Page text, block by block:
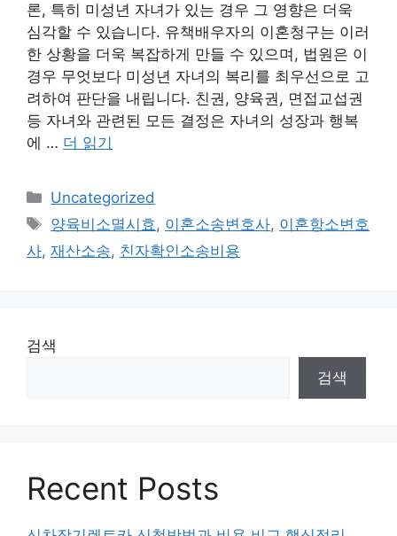
론, 특히 미성년 자녀가 있는 경우 그 영향은 더욱
심각할 수 있습니다. 유책배우자의 이혼청구는 이러
한 상황을 더욱 복잡하게 만들 수 있으며, 법원은 이
경우 무엇보다 미성년 자녀의 복리를 최우선으로 고
려하여 판단을 내립니다. 친권, 양육권, 면접교섭권
등 자녀와 관련된 모든 결정은 자녀의 성장과 행복
에 … 더 읽기
카
테
리
Uncategorized
태
그
양육비소멸시효, 이혼소송변호사, 이혼항소변호
사, 재산소송, 친자확인소송비용
검색
검색
Recent Posts